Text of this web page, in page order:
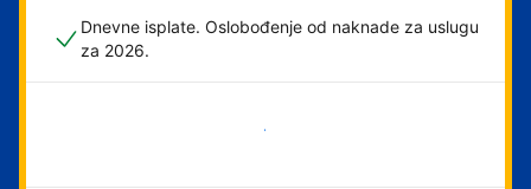
Dnevne isplate. Oslobođenje od naknade za uslugu
za 2026.
Započni odmah